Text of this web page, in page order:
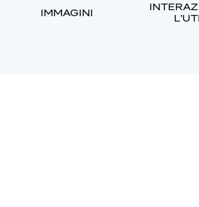
IMMAGINI